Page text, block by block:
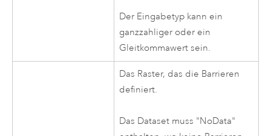
Der Eingabetyp kann ein
ganzzahliger oder ein
Gleitkommawert sein.
Das Raster, das die Barrieren
definiert.
Das Dataset muss "NoData"